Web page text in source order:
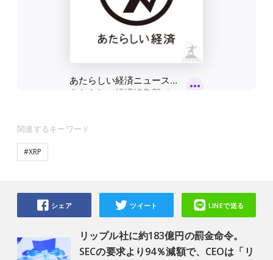
関連するキーワード
#XRP
リップル社に約183億円の罰金命令。
SECの要求より94％減額で、CEOは「リ
シェア ツイート LINEで送る